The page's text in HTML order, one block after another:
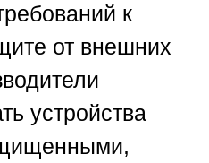
к
от внешних
устройства